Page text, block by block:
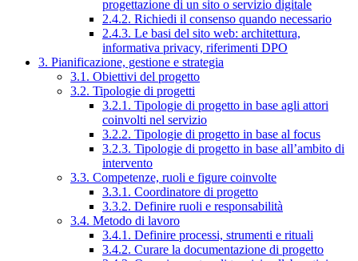
progettazione di un sito o servizio digitale
2.4.2. Richiedi il consenso quando necessario
2.4.3. Le basi del sito web: architettura,
informativa privacy, riferimenti DPO
3. Pianificazione, gestione e strategia
3.1. Obiettivi del progetto
3.2. Tipologie di progetti
3.2.1. Tipologie di progetto in base agli attori
coinvolti nel servizio
3.2.2. Tipologie di progetto in base al focus
3.2.3. Tipologie di progetto in base all’ambito di
intervento
3.3. Competenze, ruoli e figure coinvolte
3.3.1. Coordinatore di progetto
3.3.2. Definire ruoli e responsabilità
3.4. Metodo di lavoro
3.4.1. Definire processi, strumenti e rituali
3.4.2. Curare la documentazione di progetto